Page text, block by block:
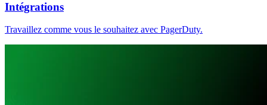
Intégrations
Travaillez comme vous le souhaitez avec PagerDuty.